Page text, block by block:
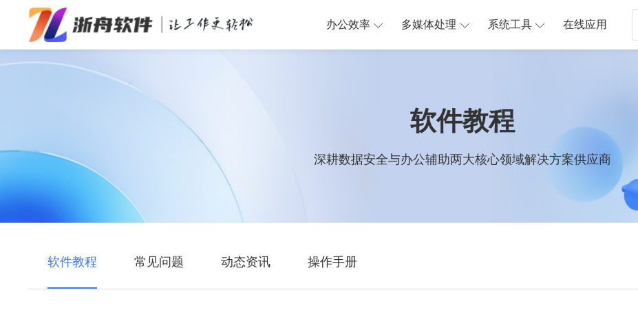
办公效率
办公效率 多媒体处理 系统工具 在线应用
软件教程
深耕数据安全与办公辅助两大核心领域解决方案供应商
软件教程 常见问题 动态资讯 操作手册